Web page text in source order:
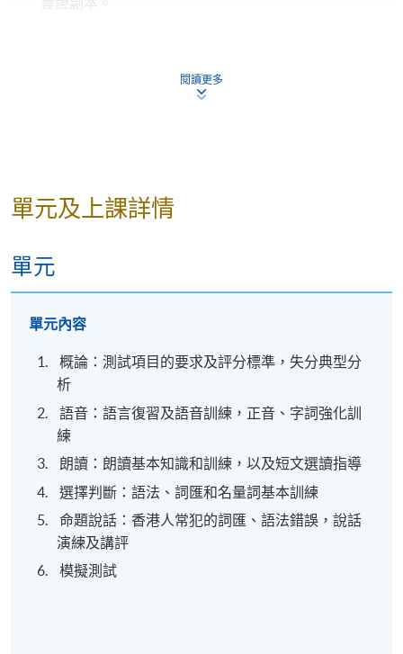
7:00pm-10:00pm
報名代碼
2375-1652AW
地點
修業期
60小時，共20課（每課3小時）
閱讀更多
單元及上課詳情
單元
單元內容
概論：測試項目的要求及評分標準，失分典型分
析
語音：語言復習及語音訓練，正音、字詞強化訓
練
朗讀：朗讀基本知識和訓練，以及短文選讀指導
選擇判斷：語法、詞匯和名量詞基本訓練
命題說話：香港人常犯的詞匯、語法錯誤，說話
演練及講評
模擬測試